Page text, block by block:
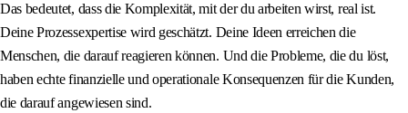
Das bedeutet, dass die Komplexität, mit der du arbeiten wirst, real ist.
Deine Prozessexpertise wird geschätzt. Deine Ideen erreichen die
Menschen, die darauf reagieren können. Und die Probleme, die du löst,
haben echte finanzielle und operationale Konsequenzen für die Kunden,
die darauf angewiesen sind.